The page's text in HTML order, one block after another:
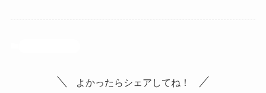
よかったらシェアしてね！